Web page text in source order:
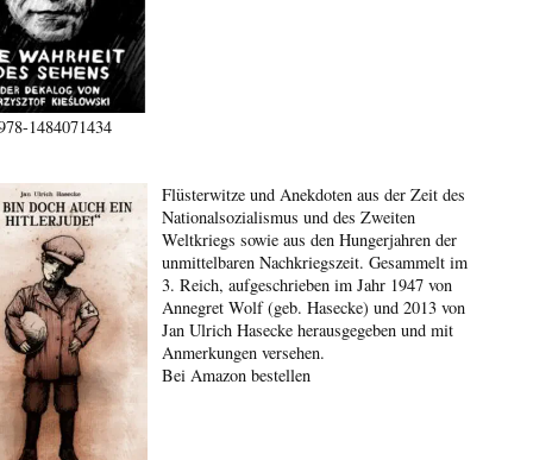
1484071434
Flüsterwitze und Anekdoten aus der Zeit des
Nationalsozialismus und des Zweiten
Weltkriegs sowie aus den Hungerjahren der
unmittelbaren Nachkriegszeit. Gesammelt im
3. Reich, aufgeschrieben im Jahr 1947 von
Annegret Wolf (geb. Hasecke) und 2013 von
Jan Ulrich Hasecke herausgegeben und mit
Anmerkungen versehen.
Bei Amazon bestellen